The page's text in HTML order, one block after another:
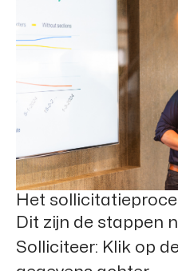
Het
Dit zijn de stappen
Solliciteer: Klik op